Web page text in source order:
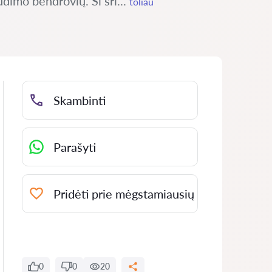
Skambinti
Parašyti
Pridėti prie mėgstamiausių
0 0 20